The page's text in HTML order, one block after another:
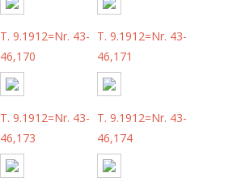
T. 9.1912=Nr. 43-
46,170
T. 9.1912=Nr. 43-
46,171
T. 9.1912=Nr. 43-
46,173
T. 9.1912=Nr. 43-
46,174